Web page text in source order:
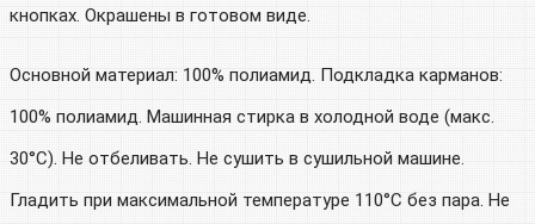
кнопках. Окрашены в готовом виде.
Основной материал: 100% полиамид. Подкладка карманов:
100% полиамид. Машинная стирка в холодной воде (макс.
30°C). Не отбеливать. Не сушить в сушильной машине.
Гладить при максимальной температуре 110°C без пара. Не